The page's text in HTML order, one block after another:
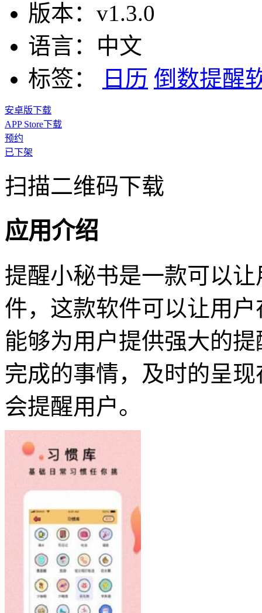
版本： v1.3.0
语言： 中文
标签：
日历 倒数提醒
安卓版下载
APP Store下载
预约
已下架
扫描二维码下载
应用介绍
提醒小秘书是一款可以
件，这款软件可以让用
能够为用户提供强大的
完成的事情，及时的呈
会提醒用户。